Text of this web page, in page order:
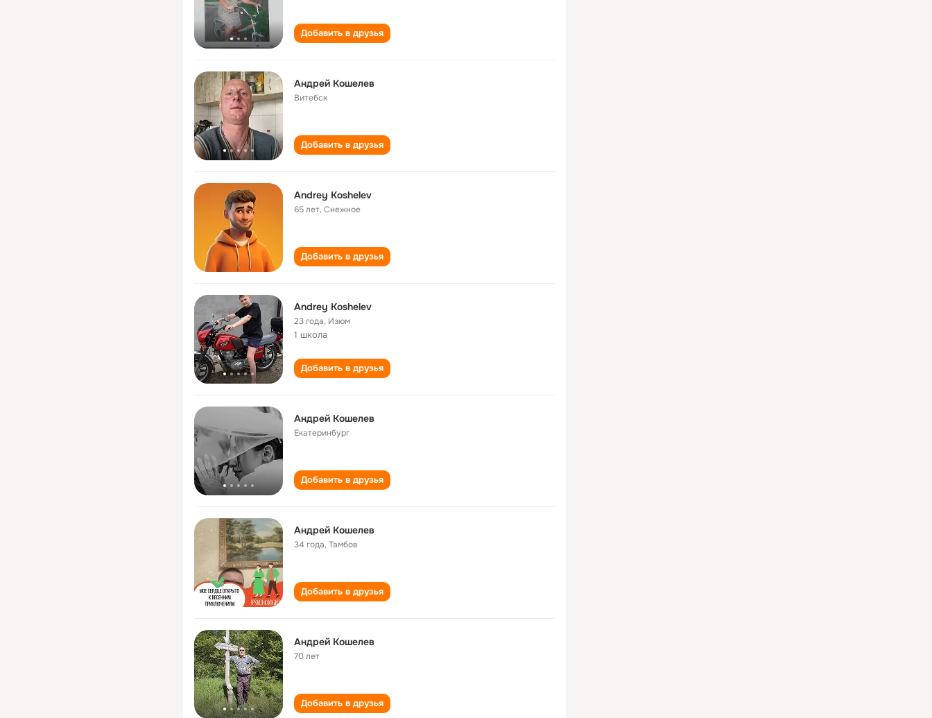
Добавить в друзья
Андрей Кошелев
Витебск
Добавить в друзья
Andrey Koshelev
65 лет,Снежное
Добавить в друзья
Andrey Koshelev
23 года, Изюм
1 школа
Добавить в друзья
Андрей Кошелев
Екатеринбург
Добавить в друзья
Андрей Кошелев
34 года,Тамбов
Добавить в друзья
Андрей Кошелев
70 лет
Добавить в друзья